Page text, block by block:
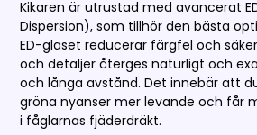
Kikaren är utrustad med avancerat
Dispersion), som tillhör den bästa
ED-glaset reducerar färgfel och
och detaljer återges naturligt och
och långa avstånd. Det innebär att
gröna nyanser mer levande och får
i fåglarnas fjäderdräkt.